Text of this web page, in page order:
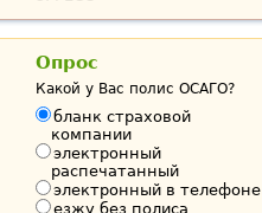
Опрос
Какой у Вас полис ОСАГО?
бланк страховой
компании
электронный
распечатанный
электронный в телефоне
езжу без полиса